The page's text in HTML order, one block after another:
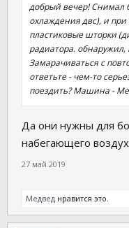
добрый вечер! Снимал
охлаждения двс), и при
пластиковые шторки
радиатора. обнаружил,
Замарачиваться с
ответьте - чем-то
поездить? Машина -
Да они нужны для
набегающего
27 май 2019
Медвед нравится это.